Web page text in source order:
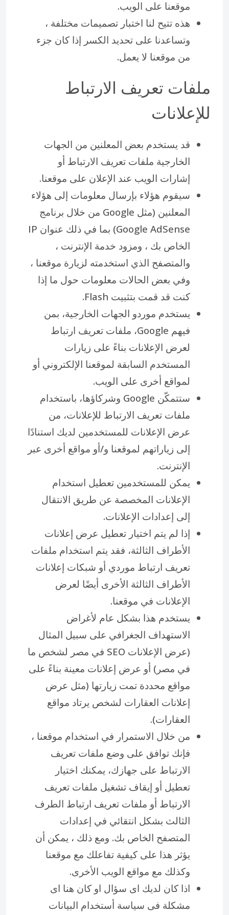
موقعنا على الويب.
هذه تتيح لنا اختبار تصميمات مختلفة ،
وتساعدنا على تحديد الكسر إذا كان جزء
من موقعنا لا يعمل.
ملفات تعريف الارتباط
للإعلانات
قد يستخدم بعض المعلنين من الجهات
الخارجية ملفات تعريف الارتباط أو
إشارات الويب عند الإعلان على موقعنا.
سيقوم هؤلاء بإرسال معلومات إلى هؤلاء
المعلنين (مثل Google من خلال برنامج
Google AdSense) بما في ذلك عنوان IP
الخاص بك ، ومزود خدمة الإنترنت ،
والمتصفح الذي استخدمته لزيارة موقعنا ،
وفي بعض الحالات معلومات حول ما إذا
كنت قد قمت بتثبيت Flash.
يستخدم موردو الجهات الخارجية، بمن
فيهم Google، ملفات تعريف ارتباط
لعرض الإعلانات بناءً على زيارات
المستخدم السابقة لموقعنا الإلكتروني أو
لمواقع أخرى على الويب.
ستتمكّن Google وشركاؤها، باستخدام
ملفات تعريف الارتباط للإعلانات، من
عرض الإعلانات للمستخدمين لديك استنادًا
إلى زياراتهم لموقعنا و/أو مواقع أخرى عبر
الإنترنت.
يمكن للمستخدمين تعطيل استخدام
الإعلانات المخصصة عن طريق الانتقال
إلى إعدادات الإعلانات.
إذا لم يتم اختيار تعطيل عرض إعلانات
الأطراف الثالثة، فقد يتم استخدام ملفات
تعريف ارتباط موردي أو شبكات إعلانات
الأطراف الثالثة الأخرى أيضًا لعرض
الإعلانات في موقعنا.
يستخدم هذا بشكل عام لأغراض
الاستهداف الجغرافي على سبيل المثال
(عرض الإعلانات SEO في مصر لشخص ما
في مصر) أو عرض إعلانات معينة بناءً على
مواقع محددة تمت زيارتها (مثل عرض
إعلانات العقارات لشخص يرتاد مواقع
العقارات).
من خلال الاستمرار في استخدام موقعنا ،
فإنك توافق على وضع ملفات تعريف
الارتباط على جهازك، يمكنك اختيار
تعطيل أو إيقاف تشغيل ملفات تعريف
الارتباط أو ملفات تعريف ارتباط الطرف
الثالث بشكل انتقائي في إعدادات
المتصفح الخاص بك. ومع ذلك ، يمكن أن
يؤثر هذا على كيفية تفاعلك مع موقعنا
وكذلك مع مواقع الويب الأخرى.
اذا كان لديك اى سؤال او كان هنا اى
مشكلة فى سياسة أستخدام البيانات